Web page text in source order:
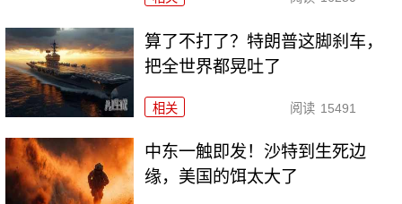
算了不打了？特朗普这脚刹车，
把全世界都晃吐了
相关 阅读 15491
中东一触即发！沙特到生死边
缘，美国的饵太大了